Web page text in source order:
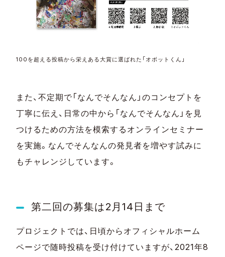
100を超える投稿から栄えある大賞に選ばれた「オボットくん」
また、不定期で「なんでそんなん」のコンセプトを
丁寧に伝え、日常の中から「なんでそんなん」を見
つけるための方法を模索するオンラインセミナー
を実施。なんでそんなんの発見者を増やす試みに
もチャレンジしています。
第二回の募集は 2 月14 日まで
プロジェクトでは、日頃からオフィシャルホーム
ページで随時投稿を受け付けていますが、2021年8